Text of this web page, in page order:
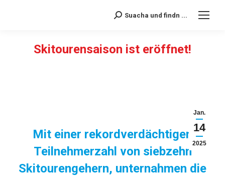
Search:Suacha und findn ...
Skitourensaison ist eröffnet!
Jan.
14
2025
Mit einer rekordverdächtigen
Teilnehmerzahl von siebzehn
Skitourengehern, unternahmen die